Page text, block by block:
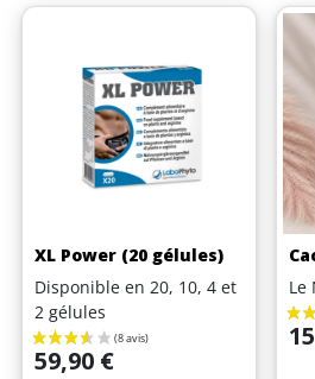
(13 avis)
XL Power (20 gélules)
Disponible en 20, 10, 4 et
2 gélules
Prix
59,90 €
Le
Prix